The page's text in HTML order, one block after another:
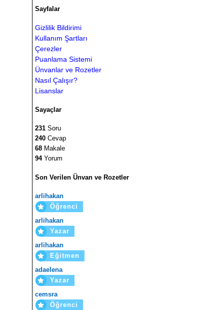
Sayfalar
Gizlilik Bildirimi
Kullanım Şartları
Çerezler
Puanlama Sistemi
Ünvanlar ve Rozetler
Nasıl Çalışır?
Lisanslar
Sayaçlar
231 Soru
240 Cevap
68 Makale
94Yorum
Son Verilen Ünvan ve Rozetler
arlihakan
Öğrenci
arlihakan
Yazar
arlihakan
Eğitmen
adaelena
Yazar
cemsra
Öğrenci